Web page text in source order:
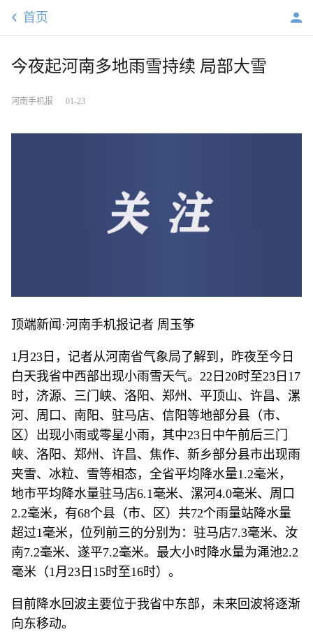
首页
今夜起河南多地雨雪持续 局部大雪
河南手机报 01-23
顶端新闻·河南手机报记者 周玉筝
1月23日，记者从河南省气象局了解到，昨夜至今日
白天我省中西部出现小雨雪天气。22日20时至23日17
时，济源、三门峡、洛阳、郑州、平顶山、许昌、漯
河、周口、南阳、驻马店、信阳等地部分县（市、
区）出现小雨或零星小雨，其中23日中午前后三门
峡、洛阳、郑州、许昌、焦作、新乡部分县市出现雨
夹雪、冰粒、雪等相态，全省平均降水量1.2毫米，
地市平均降水量驻马店6.1毫米、漯河4.0毫米、周口
2.2毫米，有68个县（市、区）共72个雨量站降水量
超过1毫米，位列前三的分别为：驻马店7.3毫米、汝
南7.2毫米、遂平7.2毫米。最大小时降水量为渑池2.2
毫米（1月23日15时至16时）。
目前降水回波主要位于我省中东部，未来回波将逐渐
向东移动。